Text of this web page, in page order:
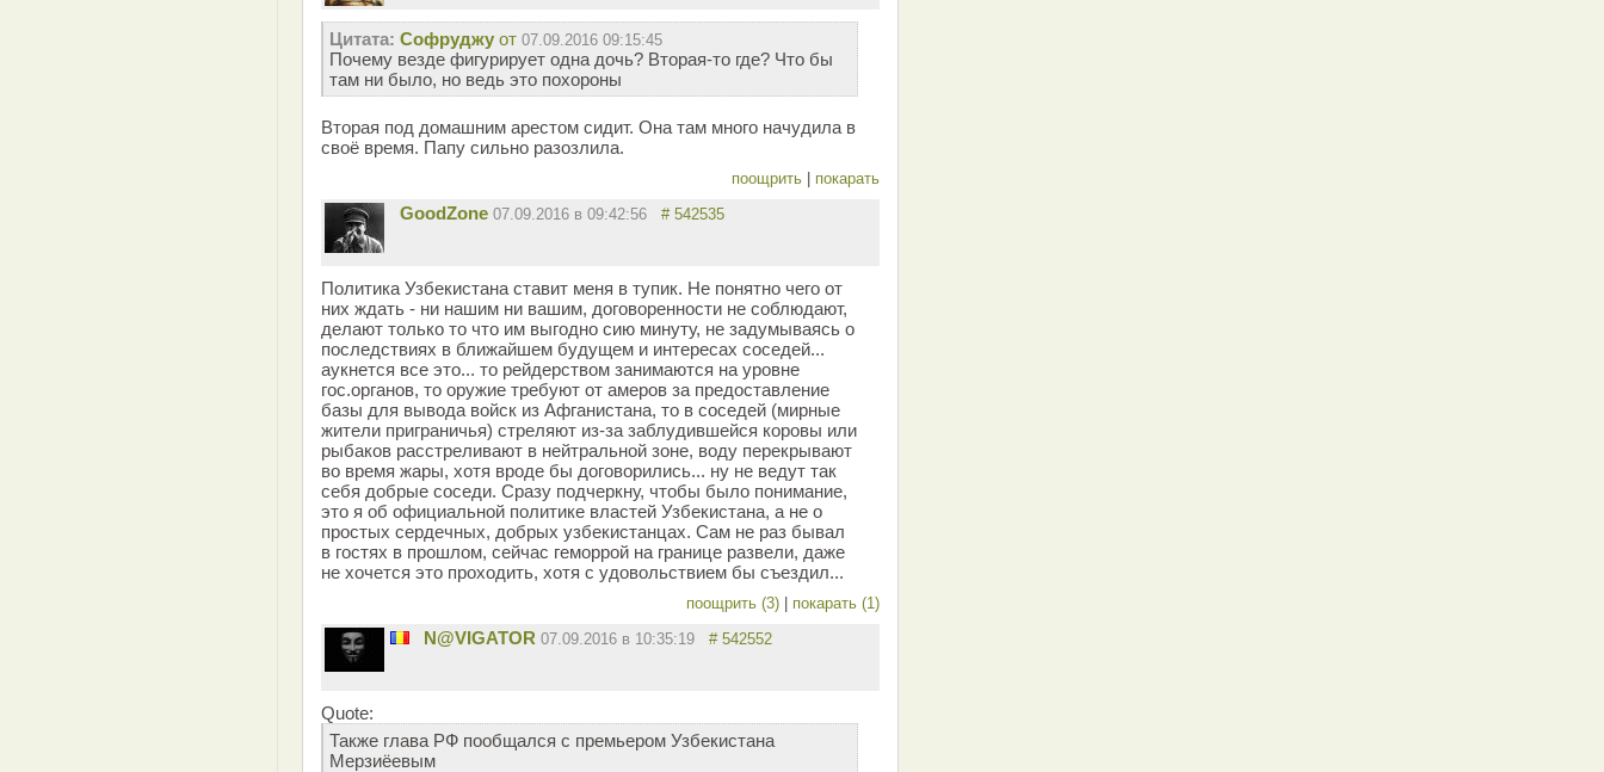
Цитата: Софруджу от 07.09.2016 09:15:45
Почему везде фигурирует одна дочь? Вторая-то где? Что бы
там ни было, но ведь это похороны
Вторая под домашним арестом сидит. Она там много начудила в
своё время. Папу сильно разозлила.
поощрить покарать
GoodZone 07.09.2016 в 09:42:56 # 542535
Политика Узбекистана ставит меня в тупик. Не понятно чего от
них ждать - ни нашим ни вашим, договоренности не соблюдают,
делают только то что им выгодно сию минуту, не задумываясь о
последствиях в ближайшем будущем и интересах соседей...
аукнется все это... то рейдерством занимаются на уровне
гос.органов, то оружие требуют от амеров за предоставление
базы для вывода войск из Афганистана, то в соседей (мирные
жители приграничья) стреляют из-за заблудившейся коровы или
рыбаков расстреливают в нейтральной зоне, воду перекрывают
во время жары, хотя вроде бы договорились... ну не ведут так
себя добрые соседи. Сразу подчеркну, чтобы было понимание,
это я об официальной политике властей Узбекистана, а не о
простых сердечных, добрых узбекистанцах. Сам не раз бывал
в гостях в прошлом, сейчас геморрой на границе развели, даже
не хочется это проходить, хотя с удовольствием бы съездил...
поощрить (3) покарать (1)
N@VIGATOR 07.09.2016 в 10:35:19 # 542552
Quote:
Также глава РФ пообщался с премьером Узбекистана
Мерзиёевым